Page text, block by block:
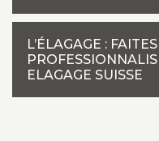
L’ÉLAGAGE :
ELAGAGE SUISSE